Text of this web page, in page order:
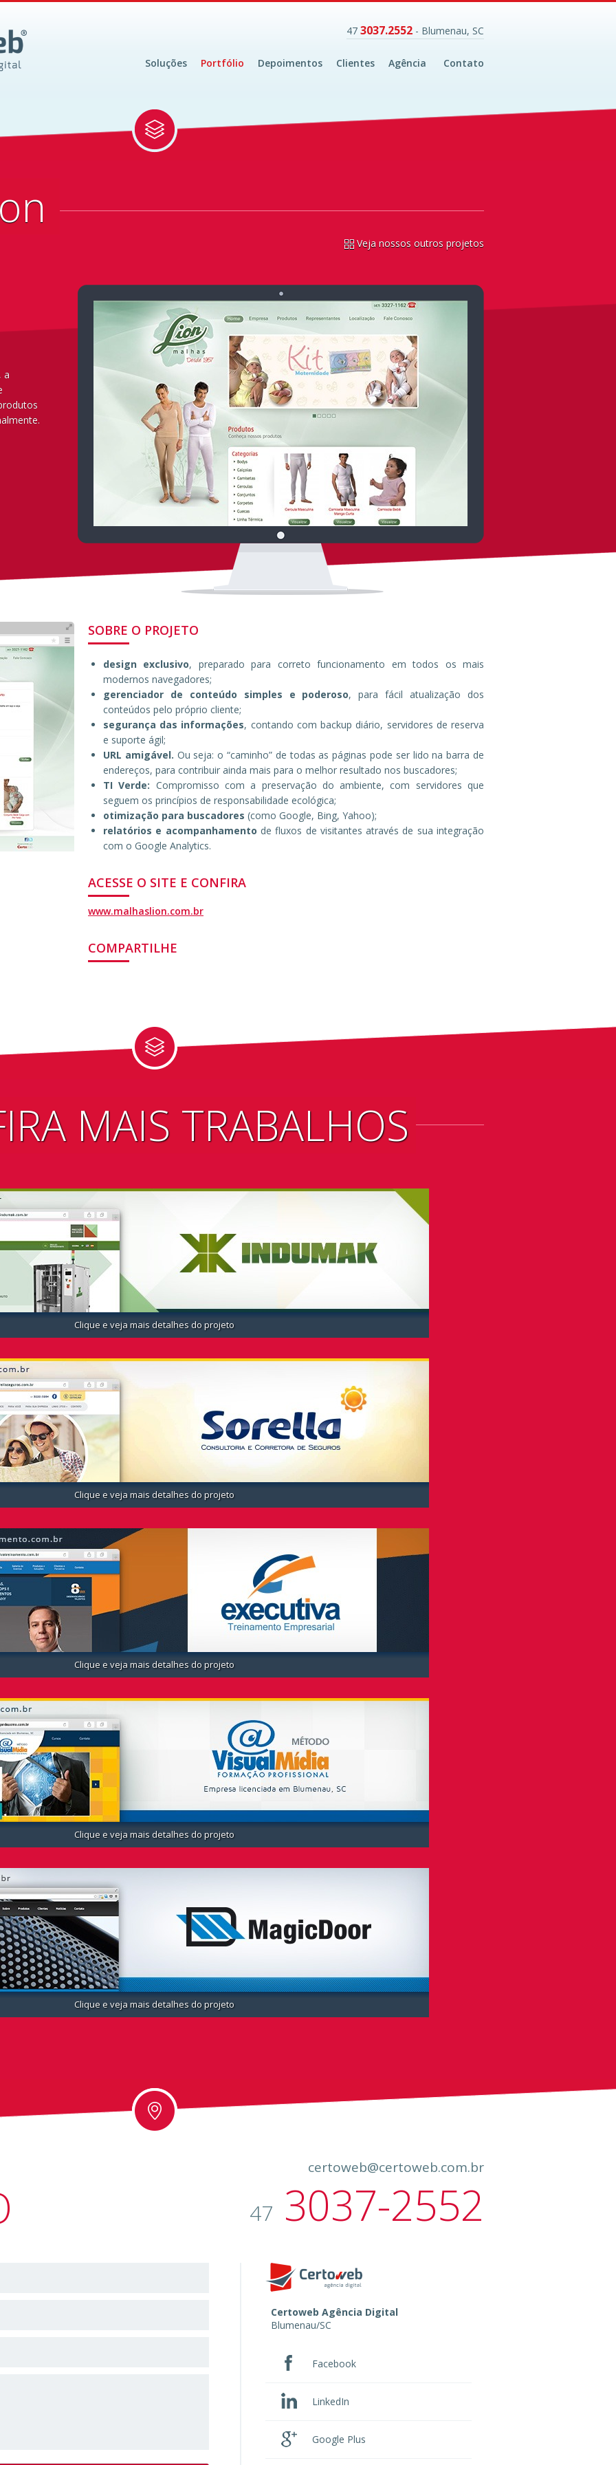
47 3037.2552 - Blumenau, SC
Soluções Portfólio Depoimentos Clientes Agência Contato
Veja nossos outros projetos
a
SOBRE O PROJETO
design exclusivo, preparado para correto funcionamento em todos os mais
modernos navegadores;
gerenciador de conteúdo simples e poderoso, para fácil atualização dos
conteúdos pelo próprio cliente;
segurança das informações, contando com backup diário, servidores de reserva
e suporte ágil;
URL amigável. Ou seja: o “caminho” de todas as páginas pode ser lido na barra de
endereços, para contribuir ainda mais para o melhor resultado nos buscadores;
TI Verde: Compromisso com a preservação do ambiente, com servidores que
seguem os princípios de responsabilidade ecológica;
otimização para buscadores (como Google, Bing, Yahoo);
relatórios e acompanhamento de fluxos de visitantes através de sua integração
com o Google Analytics.
ACESSE O SITE E CONFIRA
www.malhaslion.com.br
COMPARTILHE
MAIS TRABALHOS
Clique e veja mais detalhes do projeto
Clique e veja mais detalhes do projeto
Clique e veja mais detalhes do projeto
Clique e veja mais detalhes do projeto
Clique e veja mais detalhes do projeto
certoweb@certoweb.com.br
47 3037-2552
Certoweb Agência Digital
Blumenau/SC
Facebook
LinkedIn
Google Plus